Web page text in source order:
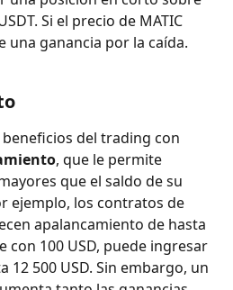
Si el precio de MATIC
una ganancia por la caída.
del trading con
, que le permite
que el saldo de su
ejemplo, los contratos de
apalancamiento de hasta
con 100 USD, puede ingresar
12 500 USD. Sin embargo, un